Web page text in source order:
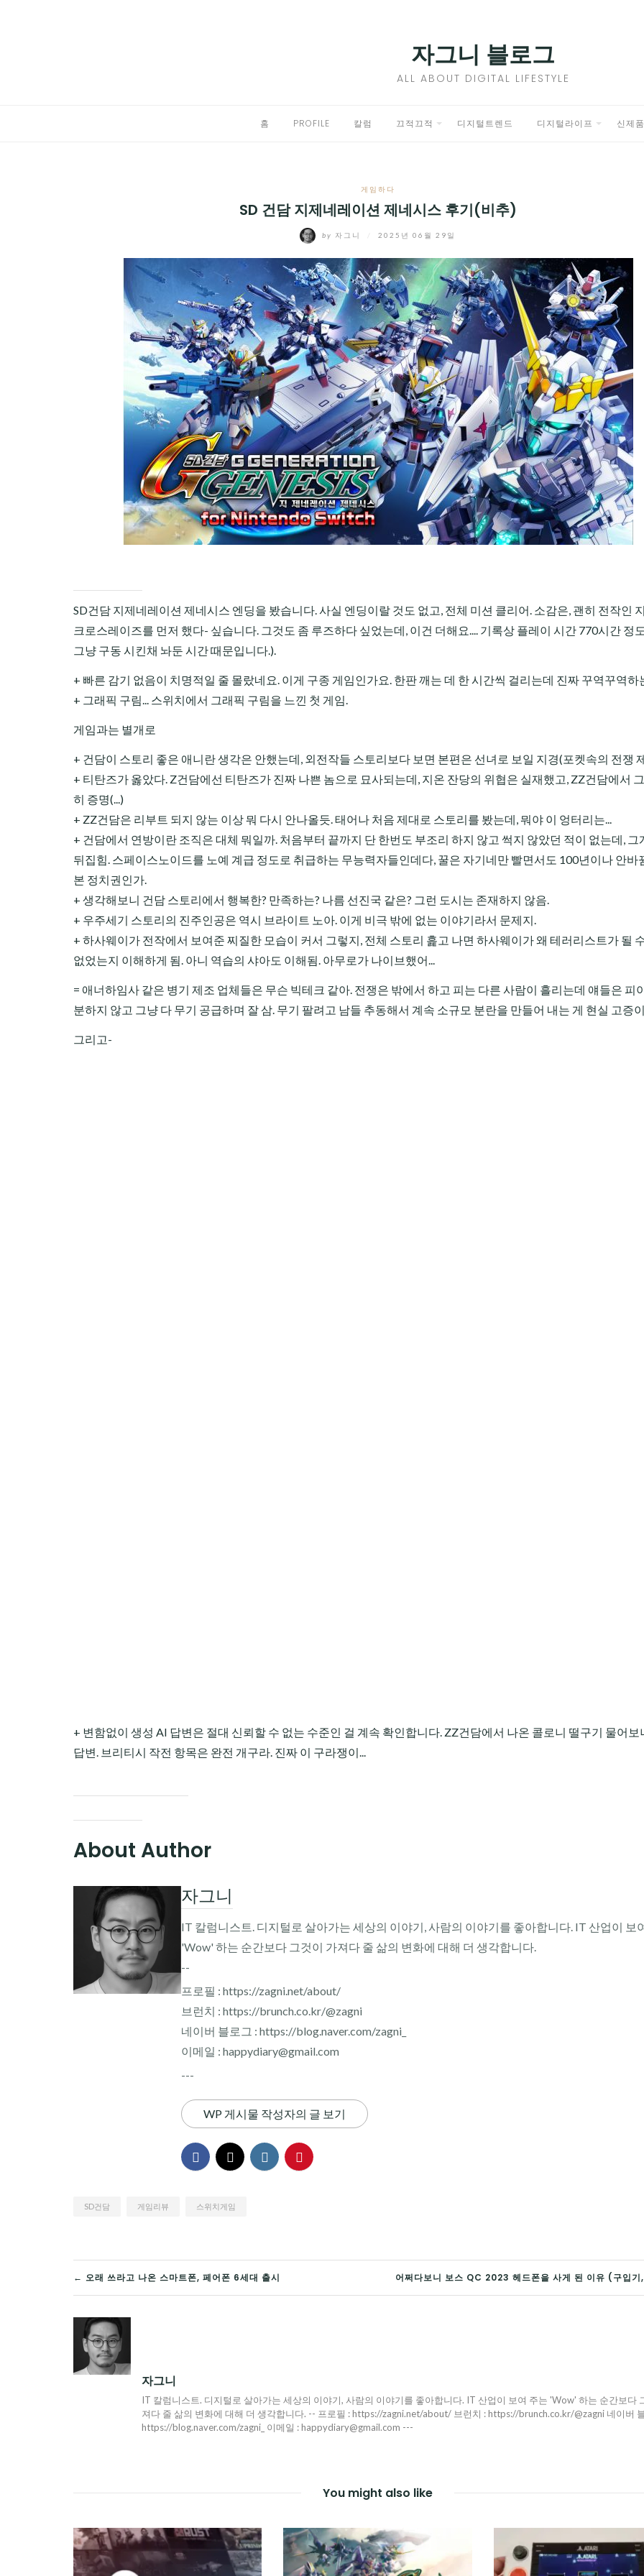
자그니 블로그
ALL ABOUT DIGITAL LIFESTYLE
홈 PROFILE 칼럼 끄적끄적 디지털트렌드 디지털라이프 신제품
게임하다
SD 건담 지제네레이션 제네시스 후기(비추)
by 자그니 2025년 06월 29일
SD건담 지제네레이션 제네시스 엔딩을 봤습니다. 사실 엔딩이랄 것도 없고, 전체 미션 클리어. 소감은, 괜히 전작인
크로스레이즈를 먼저 했다- 싶습니다. 그것도 좀 루즈하다 싶었는데, 이건 더해요.... 기록상 플레이 시간 770시간 정
그냥 구동 시킨채 놔둔 시간 때문입니다.).
+ 빠른 감기 없음이 치명적일 줄 몰랐네요. 이게 구종 게임인가요. 한판 깨는 데 한 시간씩 걸리는데 진짜 꾸역꾸역하
+ 그래픽 구림... 스위치에서 그래픽 구림을 느낀 첫 게임.
게임과는 별개로
+ 건담이 스토리 좋은 애니란 생각은 안했는데, 외전작들 스토리보다 보면 본편은 선녀로 보일 지경(포켓속의 전쟁
+ 티탄즈가 옳았다. Z건담에선 티탄즈가 진짜 나쁜 놈으로 묘사되는데, 지온 잔당의 위협은 실재했고, ZZ건담에서
히 증명(...)
+ ZZ건담은 리부트 되지 않는 이상 뭐 다시 안나올듯. 태어나 처음 제대로 스토리를 봤는데, 뭐야 이 엉터리는...
+ 건담에서 연방이란 조직은 대체 뭐일까. 처음부터 끝까지 단 한번도 부조리 하지 않고 썩지 않았던 적이 없는데, 그
뒤집힘. 스페이스노이드를 노예 계급 정도로 취급하는 무능력자들인데다, 꿀은 자기네만 빨면서도 100년이나 안바
본 정치권인가.
+ 생각해보니 건담 스토리에서 행복한? 만족하는? 나름 선진국 같은? 그런 도시는 존재하지 않음.
+ 우주세기 스토리의 진주인공은 역시 브라이트 노아. 이게 비극 밖에 없는 이야기라서 문제지.
+ 하사웨이가 전작에서 보여준 찌질한 모습이 커서 그렇지, 전체 스토리 흝고 나면 하사웨이가 왜 테러리스트가 될
없었는지 이해하게 됨. 아니 역습의 샤아도 이해됨. 아무로가 나이브했어...
= 애너하임사 같은 병기 제조 업체들은 무슨 빅테크 같아. 전쟁은 밖에서 하고 피는 다른 사람이 흘리는데 얘들은 피
분하지 않고 그냥 다 무기 공급하며 잘 삼. 무기 팔려고 남들 추동해서 계속 소규모 분란을 만들어 내는 게 현실 고증
그리고-
+ 변함없이 생성 AI 답변은 절대 신뢰할 수 없는 수준인 걸 계속 확인합니다. ZZ건담에서 나온 콜로니 떨구기 물어보
답변. 브리티시 작전 항목은 완전 개구라. 진짜 이 구라쟁이...
About Author
자그니
IT 칼럼니스트. 디지털로 살아가는 세상의 이야기, 사람의 이야기를 좋아합니다. IT 산업이 보
'Wow' 하는 순간보다 그것이 가져다 줄 삶의 변화에 대해 더 생각합니다.
--
프로필 : https://zagni.net/about/
브런치 : https://brunch.co.kr/@zagni
네이버 블로그 : https://blog.naver.com/zagni_
이메일 : happydiary@gmail.com
---
WP 게시물 작성자의 글 보기
SD건담 게임리뷰 스위치게임
글
탐
색
← 오래 쓰라고 나온 스마트폰, 페어폰 6세대 출시 어쩌다보니 보스 QC 2023 헤드폰을 사게 된 이유 (구입
자그니
IT 칼럼니스트. 디지털로 살아가는 세상의 이야기, 사람의 이야기를 좋아합니다. IT 산업이 보여 주는 'Wow' 하는 순간보다
져다 줄 삶의 변화에 대해 더 생각합니다. -- 프로필 : https://zagni.net/about/ 브런치 : https://brunch.co.kr/@zagni 네이버
https://blog.naver.com/zagni_ 이메일 : happydiary@gmail.com ---
You might also like
MENU
MENU
EXPAND
CHILD
MENU
EXPAND
CHILD
MENU